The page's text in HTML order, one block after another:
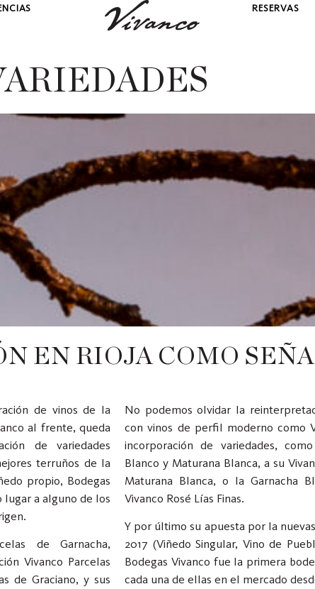
RESERVAS
EN RIOJA COMO
de vinos de la
al frente, queda
de variedades
terruños de la
propio, Bodegas
lugar a alguno de los
de Garnacha,
Vivanco Parcelas
de Graciano, y sus
No podemos olvidar la
con vinos de perfil moderno como
incorporación de variedades,
Blanco y Maturana Blanca, a su
Maturana Blanca, o la Garnacha
Vivanco Rosé Lías Finas.
Y por último su apuesta por la
2017 (Viñedo Singular, Vino de
Bodegas Vivanco fue la primera
cada una de ellas en el mercado